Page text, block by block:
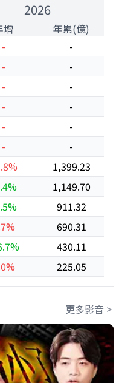
2026
增
年累(億)
-
-
-
-
-
-
-
-
-
-
-
-
1,399.23
1,149.70
911.32
690.31
430.11
225.05
更多影音 >